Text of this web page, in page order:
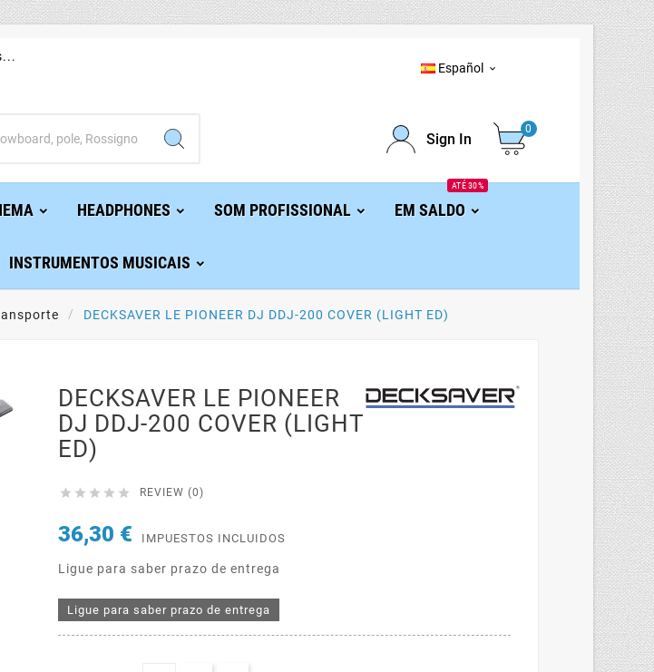
Español 
Sign In
0
HEADPHONES SOM PROFISSIONAL EM SALDO
ATÉ 30%
INSTRUMENTOS MUSICAIS
DECKSAVER LE PIONEER DJ DDJ-200 COVER (LIGHT ED)
DECKSAVER LE PIONEER
DJ DDJ-200 COVER (LIGHT
ED)
     REVIEW (0)
36,30 € IMPUESTOS INCLUIDOS
Ligue para saber prazo de entrega
Ligue para saber prazo de entrega